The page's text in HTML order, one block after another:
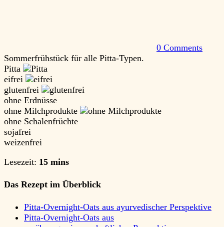
0 Comments
Sommerfrühstück für alle Pitta-Typen.
Pitta
eifrei
glutenfrei
ohne Erdnüsse
ohne Milchprodukte
ohne Schalenfrüchte
sojafrei
weizenfrei
Lesezeit: 15 mins
Das Rezept im Überblick
Pitta-Overnight-Oats aus ayurvedischer Perspektive
Pitta-Overnight-Oats aus